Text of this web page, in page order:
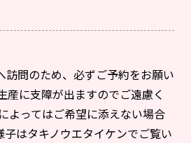
訪問のため、必ずご予約をお願い
産に支障が出ますのでご遠慮く
よってはご希望に添えない場合
はタキノウエタイケンでご覧い